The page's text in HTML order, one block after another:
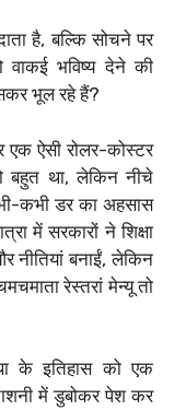
है, बल्कि सोचने पर
वाकई भविष्य देने की
भूल रहे हैं?
एक ऐसी रोलर-कोस्टर
बहुत था, लेकिन नीचे
कभी डर का अहसास
में सरकारों ने शिक्षा
नीतियां बनाईं, लेकिन
रेस्तरां मेन्यू तो
के इतिहास को एक
में डुबोकर पेश कर